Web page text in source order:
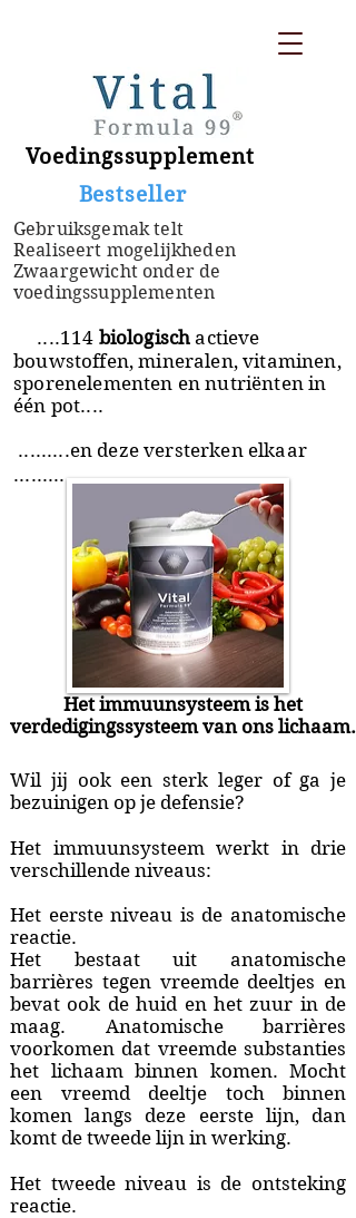
Voedingssupplement
​ Bestseller
Gebruiksgemak telt
Realiseert mogelijkheden
Zwaargewicht onder de
voedingssupplementen
....114 biologischactieve
bouwstoffen, mineralen, vitaminen,
sporenelementen en nutriënten in
één pot....
.........en deze versterken elkaar
.........
Het immuunsysteem is het
verdedigingssysteem van ons lichaam.
Wil jij ook een sterk leger of ga je
bezuinigen op je defensie?
Het immuunsysteem werkt in drie
verschillende niveaus:
Het eerste niveau is de anatomische
reactie.
Het bestaat uit anatomische
barrières tegen vreemde deeltjes en
bevat ook de huid en het zuur in de
maag. Anatomische barrières
voorkomen dat vreemde substanties
het lichaam binnen komen. Mocht
een vreemd deeltje toch binnen
komen langs deze eerste lijn, dan
komt de tweede lijn in werking.
Het tweede niveau is de ontsteking
reactie.